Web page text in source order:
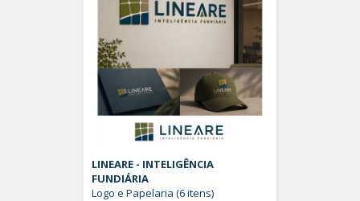
LINEARE - INTELIGÊNCIA
FUNDIÁRIA
Logo e Papelaria (6 itens)